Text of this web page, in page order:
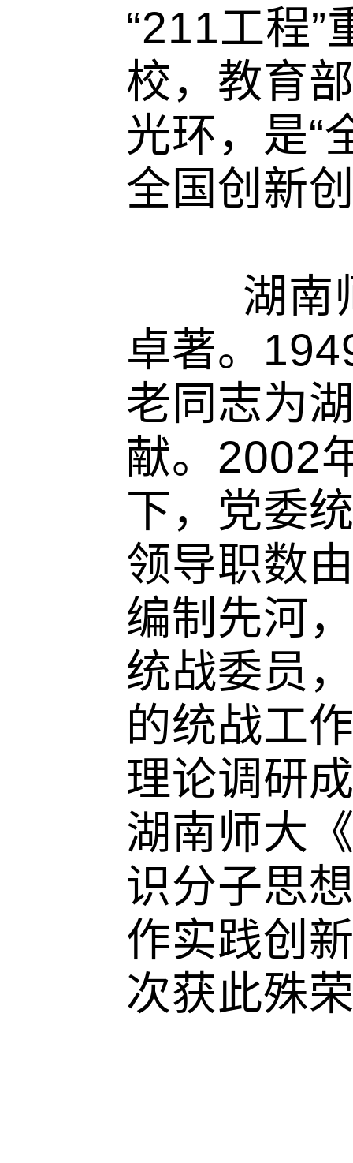
“211工程”
校，教育
光环，是“
全国创新
湖南师
卓著。
老同志为
献。2002
下，党委
领导职数
编制先河
统战委员
的统战工
理论调研
湖南师大
识分子思
作实践创
次获此殊